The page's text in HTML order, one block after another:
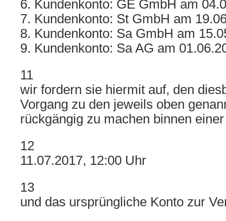
6. Kundenkonto: GE GmbH am
7. Kundenkonto: St GmbH am
8. Kundenkonto: Sa GmbH am
9. Kundenkonto: Sa AG am
11
wir fordern sie hiermit auf, den
Vorgang zu den jeweils oben
rückgängig zu machen binnen
12
11.07.2017, 12:00 Uhr
13
und das ursprüngliche Konto zur